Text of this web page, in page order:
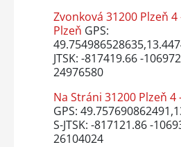
Zvonková 31200 Plzeň
Plzeň GPS:
JTSK: -817419.66 -
24976580
Na Stráni 31200 Plzeň 4
GPS:
S-JTSK: -817121.86 -
26104024